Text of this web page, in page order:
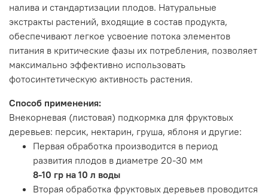
налива и стандартизации плодов. Натуральные
экстракты растений, входящие в состав продукта,
обеспечивают легкое усвоение потока элементов
питания в критические фазы их потребления, позволяет
максимально эффективно использовать
фотосинтетическую активность растения.
Способ применения:
Внекорневая (листовая) подкормка для фруктовых
деревьев: персик, нектарин, груша, яблоня и другие:
Первая обработка производится в период
развития плодов в диаметре 20-30 мм
8-10 гр на 10 л воды
Вторая обработка фруктовых деревьев проводится